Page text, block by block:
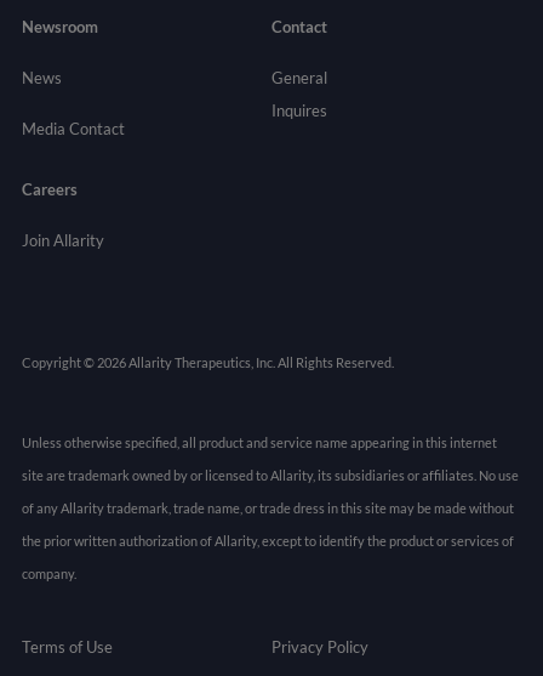
Newsroom
News
Media Contact
Contact
General
Inquires
Careers
Join Allarity
Copyright © 2026 Allarity Therapeutics, Inc. All Rights Reserved.
Unless otherwise specified, all product and service name appearing in this internet
site are trademark owned by or licensed to Allarity, its subsidiaries or affiliates. No use
of any Allarity trademark, trade name, or trade dress in this site may be made without
the prior written authorization of Allarity, except to identify the product or services of
company.
Terms of Use Privacy Policy